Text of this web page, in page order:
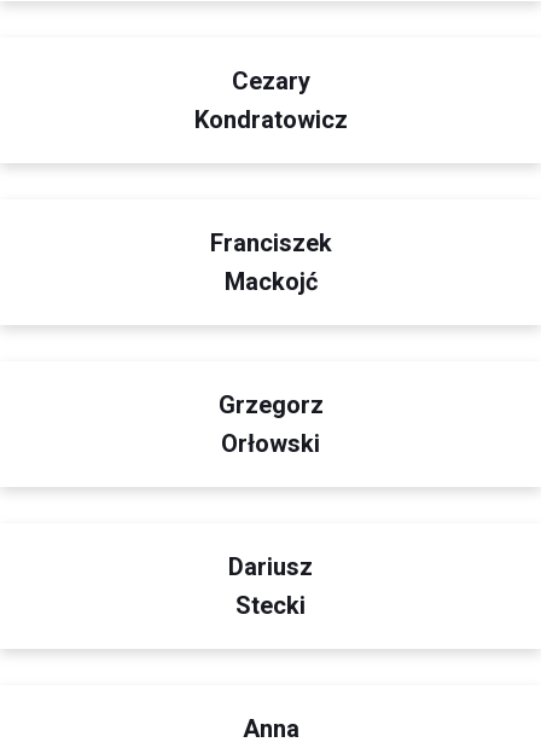
Cezary
Kondratowicz
Franciszek
Mackojć
Grzegorz
Orłowski
Dariusz
Stecki
Anna